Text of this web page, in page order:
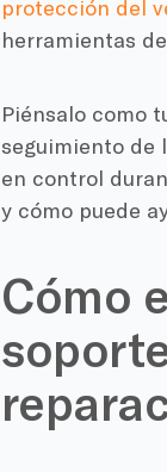
protección del
herramientas
Piénsalo como
seguimiento de
en control
y cómo puede
Cómo